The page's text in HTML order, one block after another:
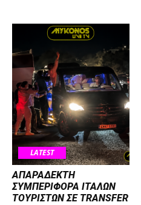
LATEST
ΑΠΑΡΑΔΕΚΤΗ
ΣΥΜΠΕΡΙΦΟΡΑ ΙΤΑΛΩΝ
ΤΟΥΡΙΣΤΩΝ ΣΕ TRANSFER